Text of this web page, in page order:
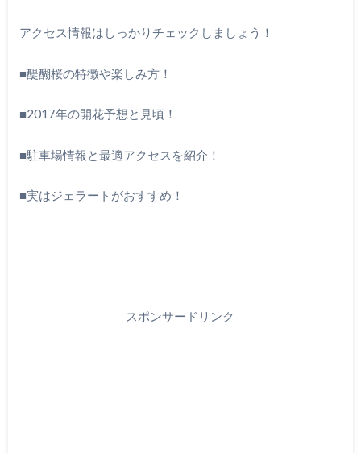
アクセス情報はしっかりチェックしましょう！
■醍醐桜の特徴や楽しみ方！
■2017年の開花予想と見頃！
■駐車場情報と最適アクセスを紹介！
■実はジェラートがおすすめ！
スポンサードリンク